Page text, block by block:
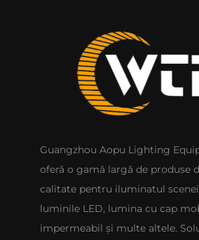
Guangzhou Aopu Lighting
oferă o gamă largă de produse
calitate pentru iluminatul
luminile LED, lumina cu cap
impermeabil și multe altele.